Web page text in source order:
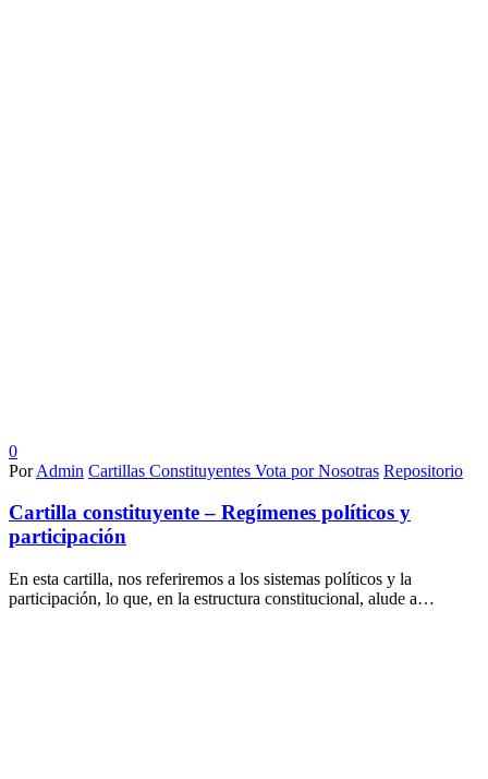
0
PorAdmin Cartillas Constituyentes Vota por Nosotras Repositorio
Cartilla constituyente – Regímenes políticos y
participación
En esta cartilla, nos referiremos a los sistemas políticos y la
participación, lo que, en la estructura constitucional, alude a…